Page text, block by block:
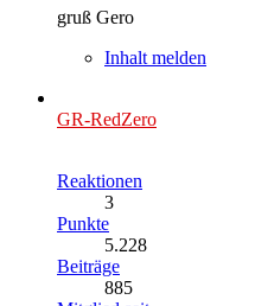
gruß Gero
Inhalt melden
GR-RedZero
Reaktionen
3
Punkte
5.228
Beiträge
885